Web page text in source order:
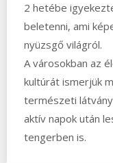
2 hetébe
beletenni, ami
nyüzsgő világról.
A városokban az
kultúrát ismerjük
természeti
aktív napok után
tengerben is.